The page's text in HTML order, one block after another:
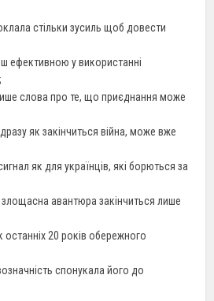
стільки зусиль щоб довести
ефективною у використанні
лише слова про те, що приєднання може
як закінчиться війна, може вже
як для українців, які борються за
злощасна авантюра закінчиться лише
20 років обережного
спонукала його до